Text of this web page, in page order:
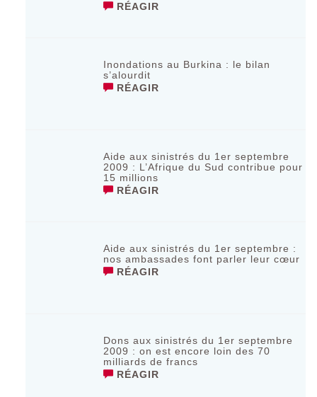
RÉAGIR
Inondations au Burkina : le bilan
s’alourdit
RÉAGIR
Aide aux sinistrés du 1er septembre
2009 : L’Afrique du Sud contribue pour
15 millions
RÉAGIR
Aide aux sinistrés du 1er septembre :
nos ambassades font parler leur cœur
RÉAGIR
Dons aux sinistrés du 1er septembre
2009 : on est encore loin des 70
milliards de francs
RÉAGIR